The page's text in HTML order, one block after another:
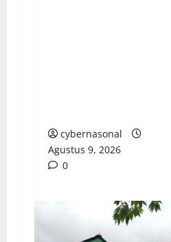
cybernasonal
Agustus 9, 2026
0